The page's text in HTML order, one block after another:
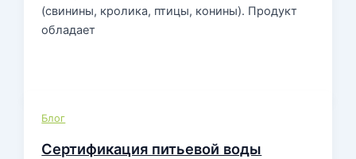
(свинины, кролика, птицы, конины). Продукт
обладает
Блог
Сертификация питьевой воды